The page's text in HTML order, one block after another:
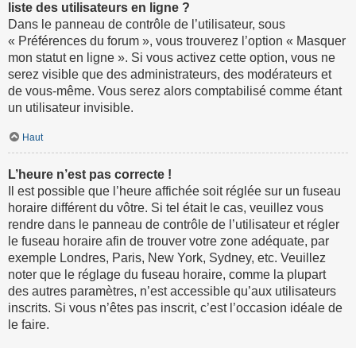
liste des utilisateurs en ligne ?
Dans le panneau de contrôle de l’utilisateur, sous
« Préférences du forum », vous trouverez l’option « Masquer
mon statut en ligne ». Si vous activez cette option, vous ne
serez visible que des administrateurs, des modérateurs et
de vous-même. Vous serez alors comptabilisé comme étant
un utilisateur invisible.
Haut
L’heure n’est pas correcte !
Il est possible que l’heure affichée soit réglée sur un fuseau
horaire différent du vôtre. Si tel était le cas, veuillez vous
rendre dans le panneau de contrôle de l’utilisateur et régler
le fuseau horaire afin de trouver votre zone adéquate, par
exemple Londres, Paris, New York, Sydney, etc. Veuillez
noter que le réglage du fuseau horaire, comme la plupart
des autres paramètres, n’est accessible qu’aux utilisateurs
inscrits. Si vous n’êtes pas inscrit, c’est l’occasion idéale de
le faire.